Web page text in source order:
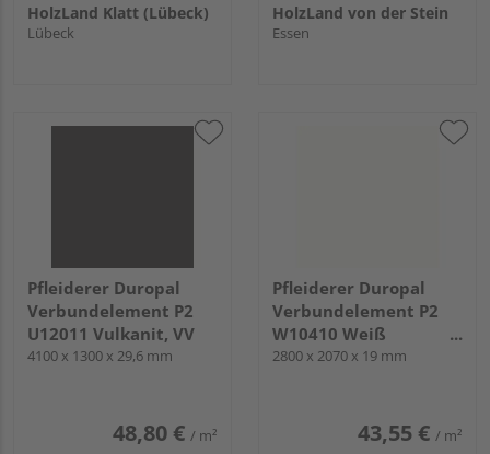
HolzLand Klatt (Lübeck)
Lübeck
HolzLand von der Stein
Essen
Pfleiderer Duropal
Verbundelement P2
U12011 Vulkanit, VV
4100 x 1300 x 29,6 mm
48,80 € / m²
Pfleiderer Duropal
Verbundelement P2
W10410 Weiß
deckend, SD
2800 x 2070 x 19 mm
43,55 € / m²